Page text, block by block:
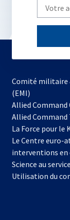
Write
your
email
Comité
(EMI)
Allied Command
Allied
La Force pour le
Le Centre euro-
interventions en
Science au
Utilisation du